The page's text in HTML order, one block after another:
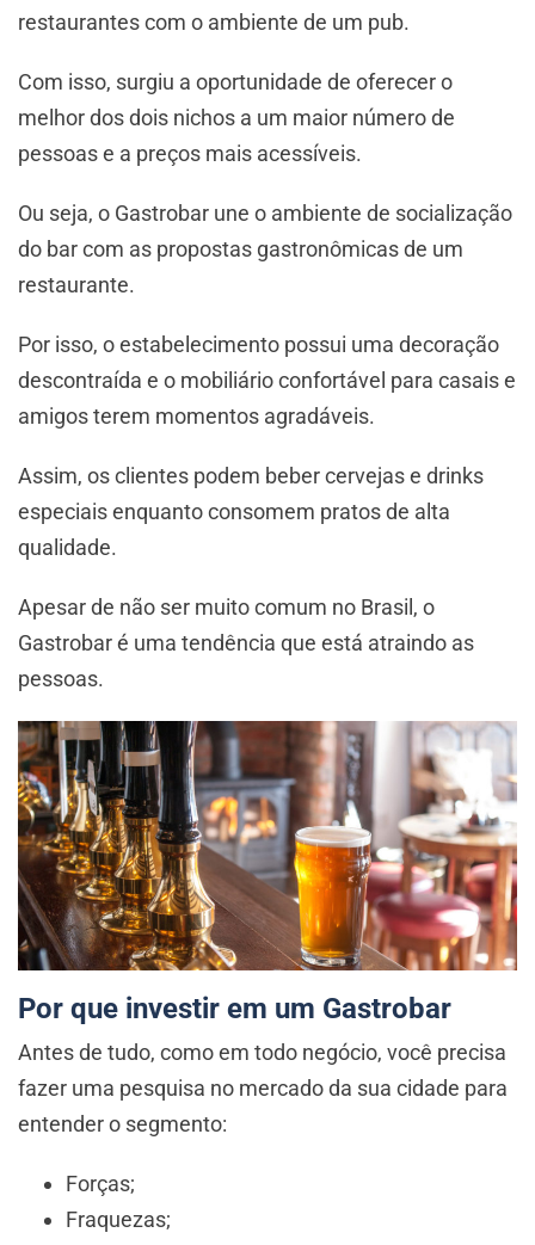
restaurantes com o ambiente de um pub.
Com isso, surgiu a oportunidade de oferecer o
melhor dos dois nichos a um maior número de
pessoas e a preços mais acessíveis.
Ou seja, o Gastrobar une o ambiente de socialização
do bar com as propostas gastronômicas de um
restaurante.
Por isso, o estabelecimento possui uma decoração
descontraída e o mobiliário confortável para casais e
amigos terem momentos agradáveis.
Assim, os clientes podem beber cervejas e drinks
especiais enquanto consomem pratos de alta
qualidade.
Apesar de não ser muito comum no Brasil, o
Gastrobar é uma tendência que está atraindo as
pessoas.
Por que investir em um Gastrobar
Antes de tudo, como em todo negócio, você precisa
fazer uma pesquisa no mercado da sua cidade para
entender o segmento:
Forças;
Fraquezas;